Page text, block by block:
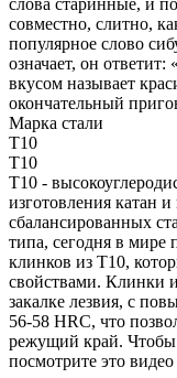
совместно, слитно,
популярное слово
означает, он
вкусом называет
окончательный
Марка стали
T10
T10
T10 -
изготовления катан
сбалансированных
типа, сегодня в мире
клинков из T10,
свойствами. Клинки
закалке лезвия, с
56-58 HRC, что
режущий край. Чтобы
посмотрите это видео